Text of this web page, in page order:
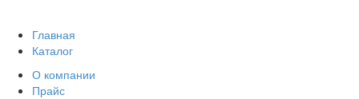
Главная
Каталог
О компании
Прайс